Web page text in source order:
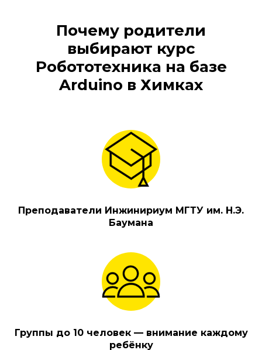
Почему родители
выбирают курс
Робототехника на базе
Arduino в Химках
Преподаватели Инжинириум МГТУ им. Н.Э.
Баумана
Группы до 10 человек — внимание каждому
ребёнку